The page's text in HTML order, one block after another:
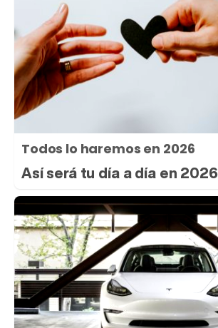
Todos lo haremos en 2026
Así será tu día a día en 2026